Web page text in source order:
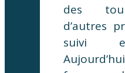
des
d’autres
suivi